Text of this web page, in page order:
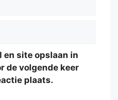
en site opslaan in
de volgende keer
plaats.